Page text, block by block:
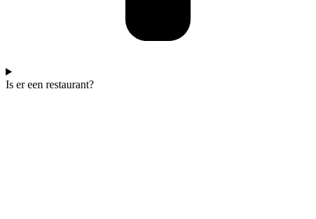
Is er een restaurant?